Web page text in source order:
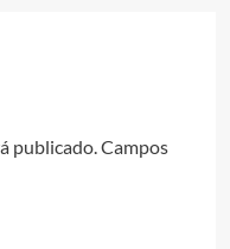
publicado. Campos